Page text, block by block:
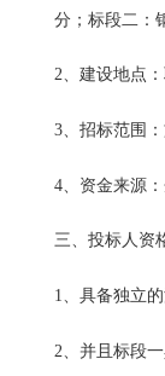
分；标段二：
2、建设地点：
3、招标范围
4、资金来源：
三、投标人资
1、具备独立的
2、并且标段